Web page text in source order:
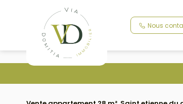
Nous